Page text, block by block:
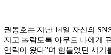
권동호는 지난 14일 자신의
지고 놀랍도록 아무도 나에게
연락이 왔다”며 힘들었던 시기